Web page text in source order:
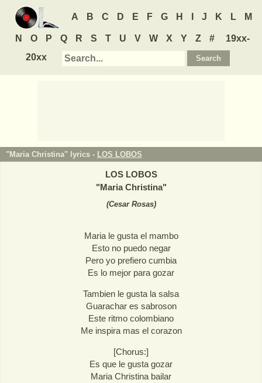
A B C D E F G H J K L M
N O P Q R S T U V W X Y Z #
19xx-
20xx
"Maria Christina" lyrics - LOS LOBOS
LOS LOBOS
"Maria Christina"
(Cesar Rosas)
Maria le gusta el mambo
Esto no puedo negar
Pero yo prefiero cumbia
Es lo mejor para gozar
Tambien le gusta la salsa
Guarachar es sabroson
Este ritmo colombiano
Me inspira mas el corazon
[Chorus:]
Es que le gusta gozar
Maria Christina bailar